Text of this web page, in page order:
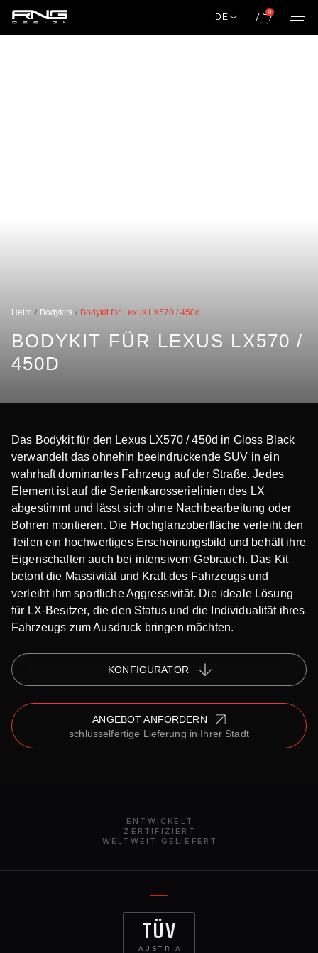
DE 0
Heim Bodykits Bodykit für Lexus LX570 / 450d
BODYKIT FÜR LEXUS LX570 /
450D
Das Bodykit für den Lexus LX570 / 450d in Gloss Black
verwandelt das ohnehin beeindruckende SUV in ein
wahrhaft dominantes Fahrzeug auf der Straße. Jedes
Element ist auf die Serienkarosserielinien des LX
abgestimmt und lässt sich ohne Nachbearbeitung oder
Bohren montieren. Die Hochglanzoberfläche verleiht den
Teilen ein hochwertiges Erscheinungsbild und behält ihre
Eigenschaften auch bei intensivem Gebrauch. Das Kit
betont die Massivität und Kraft des Fahrzeugs und
verleiht ihm sportliche Aggressivität. Die ideale Lösung
für LX-Besitzer, die den Status und die Individualität ihres
Fahrzeugs zum Ausdruck bringen möchten.
KONFIGURATOR
ANGEBOT ANFORDERN
schlüsselfertige Lieferung in Ihrer Stadt
ENTWICKELT
ZERTIFIZIERT
WELTWEIT GELIEFERT
TÜV
AUSTRIA